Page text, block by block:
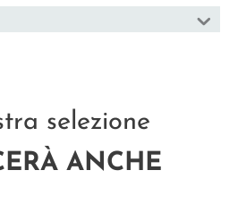
selezione
ANCHE